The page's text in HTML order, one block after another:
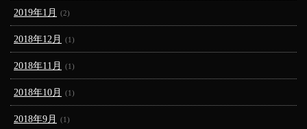
2019年1月 (2)
2018年12月 (1)
2018年11月 (1)
2018年10月 (1)
2018年9月 (1)